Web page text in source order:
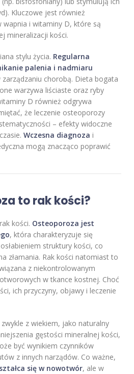
Kluczowe jest również
wapnia i witaminy D, które są
mineralizacji kości.
stylu życia. Regularna
palenia i nadmiaru
chorobą. Dieta bogata
warzywa liściaste oraz ryby
D również odgrywa
że leczenie osteoporozy
– efekty widoczne
Wczesna diagnoza i
mogą znacząco poprawić
to rak kości?
kości. Osteoporoza jest
, która charakteryzuje się
struktury kości, co
złamania. Rak kości natomiast to
z niekontrolowanym
w tkance kostnej. Choć
ich przyczyny, objawy i leczenie
z wiekiem, jako naturalny
gęstości mineralnej kości,
być wynikiem czynników
z innych narządów. Co ważne,
się w nowotwór, ale w